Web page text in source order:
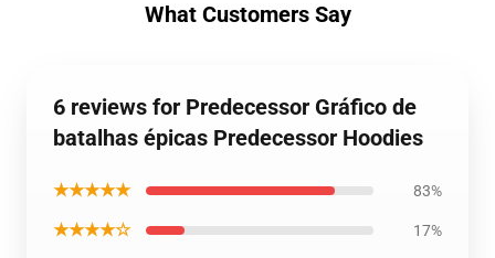
What Customers Say
6 reviews for Predecessor Gráfico de
batalhas épicas Predecessor Hoodies
★★★★★ 83%
★★★★☆ 17%